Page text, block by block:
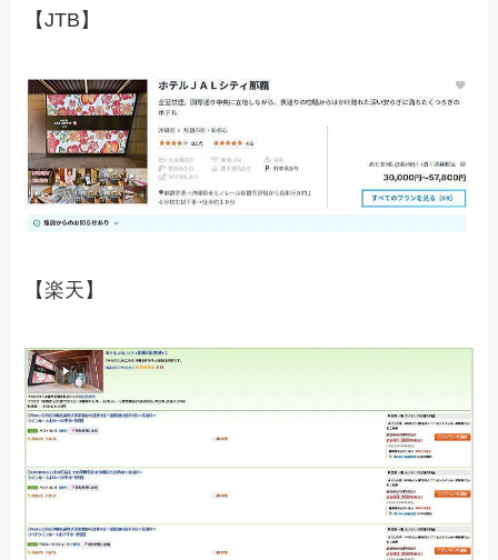
【JTB】
【楽天】